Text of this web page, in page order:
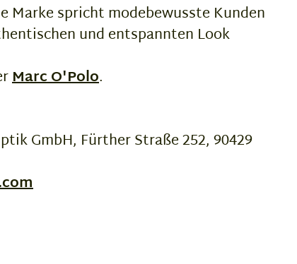
Marke spricht modebewusste Kunden
und entspannten Look
Marc O'Polo.
GmbH, Fürther Straße 252, 90429